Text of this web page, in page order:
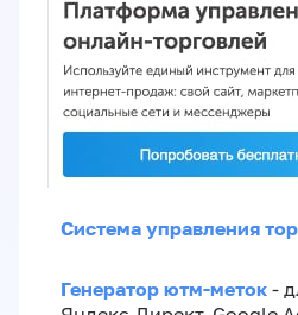
Система управления
Генератор ютм-меток -